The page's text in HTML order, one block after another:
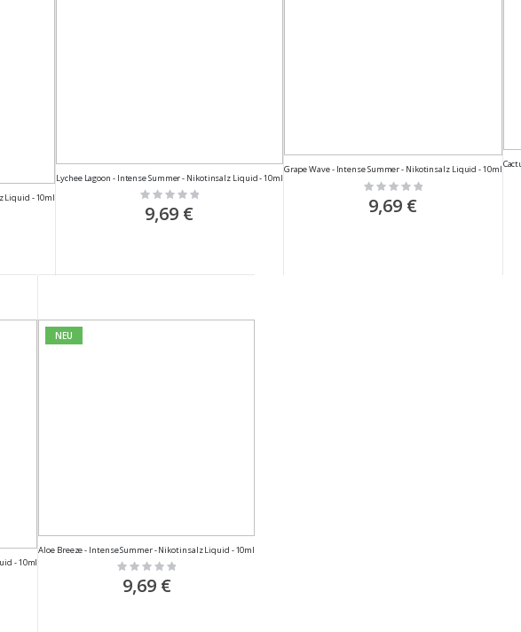
Liquid - 10ml
Lychee Lagoon - Intense Summer - Nikotinsalz Liquid - 10ml
Rating:
0%
9,69 €
Grape Wave - Intense Summer - Nikotinsalz Liquid - 10ml
Rating:
9,69 €
- 10ml
NEU
Aloe Breeze - Intense Summer - Nikotinsalz Liquid - 10ml
Rating:
0%
9,69 €